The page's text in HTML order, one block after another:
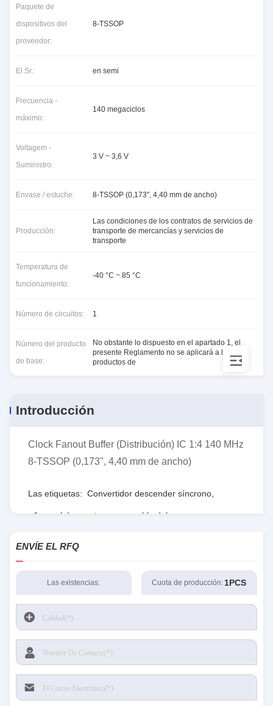
Paquete de
dispositivos del
proveedor:
8-TSSOP
El Sr.: en semi
Frecuencia -
máximo:
140 megaciclos
Voltagem -
Suministro:
3 V ~ 3,6 V
Envase / estuche: 8-TSSOP (0,173", 4,40 mm de ancho)
Producción:
Las condiciones de los contratos de servicios de
transporte de mercancías y servicios de
transporte
Temperatura de
funcionamiento:
-40 °C ~ 85 °C
Número de circuitos: 1
Número del producto
de base:
No obstante lo dispuesto en el apartado 1, el
presente Reglamento no se aplicará a los
productos de
Introducción
Clock Fanout Buffer (Distribución) IC 1:4 140 MHz
8-TSSOP (0,173", 4,40 mm de ancho)
Las etiquetas: Convertidor descender síncrono
Arsenal de puerta programable del campo,
ENVÍE EL RFQ
Las existencias: Cuota de producción: 1PCS